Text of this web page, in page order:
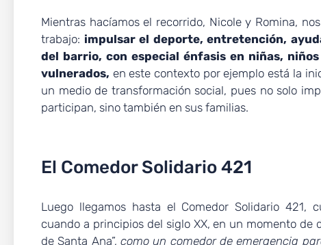
Mientras hacíamos el recorrido, Nicole y Romina,
trabajo: impulsar el deporte, entretención,
del barrio, con especial énfasis en niñas,
vulnerados, en este contexto por ejemplo está la
un medio de transformación social, pues no solo
participan, sino también en sus familias.
El Comedor Solidario 421
Luego llegamos hasta el Comedor Solidario 421,
cuando a principios del siglo XX, en un momento de
de Santa Ana”, como un comedor de emergencia